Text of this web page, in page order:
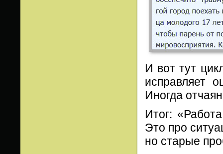
И вот тут
исправляет
Иногда
Итог:
Это про
но старые